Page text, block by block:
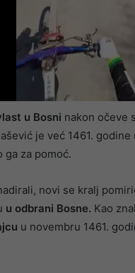
u Bosni nakon očeve
je već 1461. godine
ga za pomoć.
novi se kralj
u odbrani Bosne. Kao
u novembru 1461.